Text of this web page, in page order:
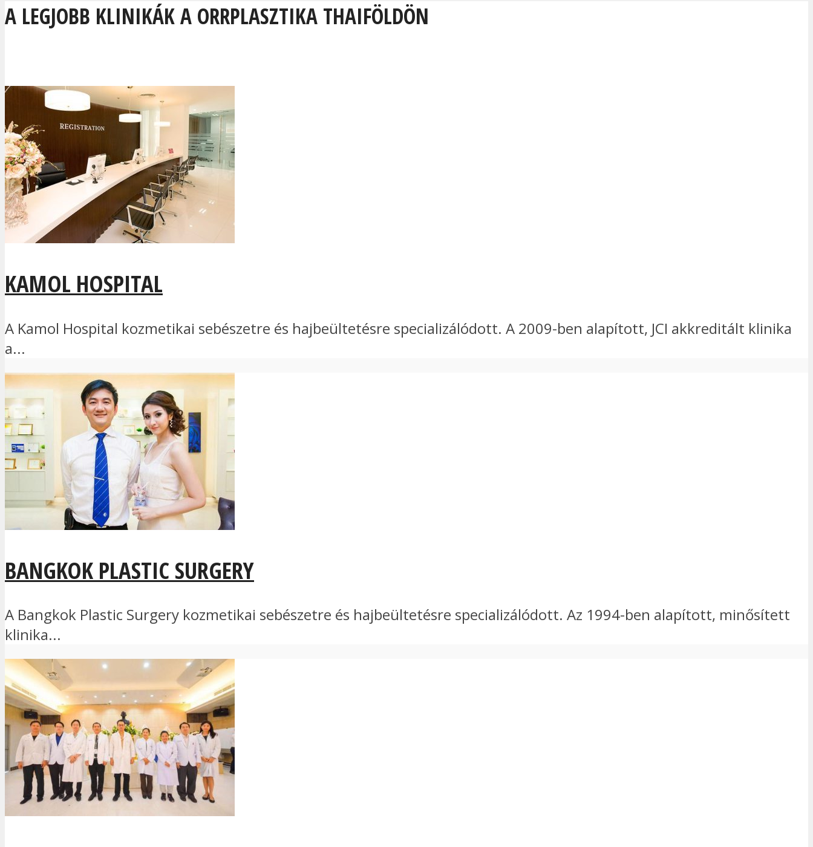
A LEGJOBB KLINIKÁK A ORRPLASZTIKA THAIFÖLDÖN
KAMOL HOSPITAL
A Kamol Hospital kozmetikai sebészetre és hajbeültetésre specializálódott. A 2009-ben alapított, JCI akkreditált klinika
a...
BANGKOK PLASTIC SURGERY
A Bangkok Plastic Surgery kozmetikai sebészetre és hajbeültetésre specializálódott. Az 1994-ben alapított, minősített
klinika...